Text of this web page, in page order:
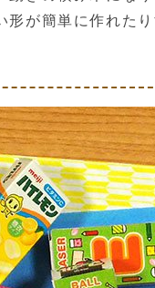
形が簡単に作れた